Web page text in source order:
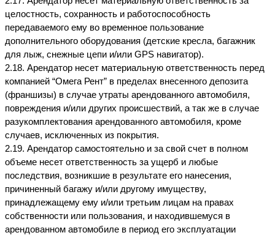
целостность, сохранность и работоспособность
передаваемого ему во временное пользование
дополнительного оборудования (детские кресла, багажник
для лыж, снежные цепи и/или GPS навигатор).
2.18. Арендатор несет материальную ответственность перед
компанией “Омега Рент” в пределах внесенного депозита
(франшизы) в случае утраты арендованного автомобиля,
повреждения и/или других происшествий, а так же в случае
разукомплектования арендованного автомобиля, кроме
случаев, исключенных из покрытия.
2.19. Арендатор самостоятельно и за свой счет в полном
объеме несет ответственность за ущерб и любые
последствия, возникшие в результате его нанесения,
причиненный багажу и/или другому имуществу,
принадлежащему ему и/или третьим лицам на правах
собственности или пользования, и находившемуся в
арендованном автомобиле в период его эксплуатации